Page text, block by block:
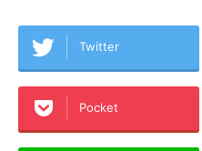
Twitter
Pocket